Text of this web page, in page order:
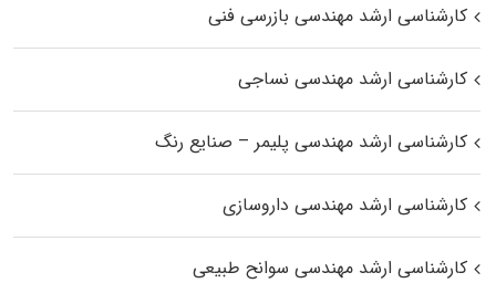
کارشناسی ارشد مهندسی بازرسی فنی
کارشناسی ارشد مهندسی نساجی
کارشناسی ارشد مهندسی پلیمر – صنایع رنگ
کارشناسی ارشد مهندسی داروسازی
کارشناسی ارشد مهندسی سوانح طبیعی